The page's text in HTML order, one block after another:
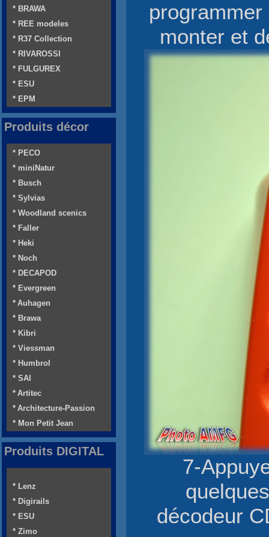
monter et
7-
décodeur
* BRAWA
* REE modeles
* R37 Collection
* RIVAROSSI
* FULGUREX
* ESU
* EPM
Produits décor
* PECO
* miniNatur
* Busch
* Sylvias
* Woodland scenics
* Faller
* Heki
* Noch
* DECAPOD
* Evergreen
* Auhagen
* Brawa
* Kibri
* Viessman
* Humbrol
* SAI
* Artitec
* Architecture-Passion
* Mon Petit Jean
Produits DIGITAL
* Lenz
* Digirails
* ESU
* Zimo